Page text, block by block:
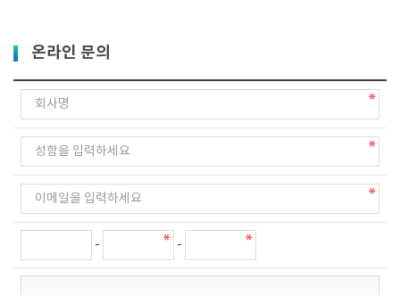
온라인 문의
- -